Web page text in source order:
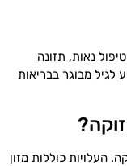
בין 10 ל-16 שנים. עם טיפול נאות, תזונה
לגיל מבוגר בבריאות
העלויות כוללות מזון